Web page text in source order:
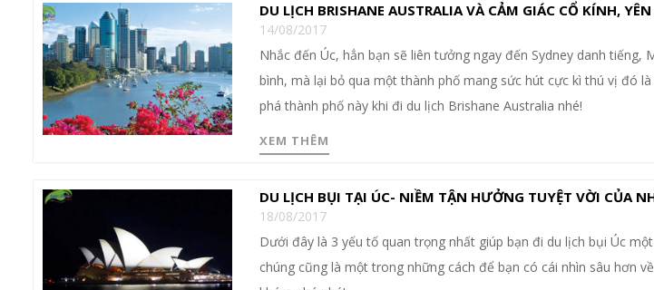
DU LỊCH BRISHANE AUSTRALIA VÀ CẢM GIÁC CỔ KÍNH,
14/08/2017
Nhắc đến Úc, hẳn bạn sẽ liên tưởng ngay đến Sydney danh tiếng,
bình, mà lại bỏ qua một thành phố mang sức hút cực kì thú vị đó
phá thành phố này khi đi du lịch Brishane Australia nhé!
XEM THÊM
DU LỊCH BỤI TẠI ÚC- NIỀM TẬN HƯỞNG TUYỆT VỜI CỦA
18/08/2017
Dưới đây là 3 yếu tố quan trọng nhất giúp bạn đi du lịch bụi Úc
chúng cũng là một trong những cách để bạn có cái nhìn sâu hơn